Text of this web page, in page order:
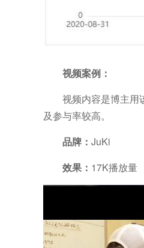
视频案例：
视频内容是博主用
及参与率较高。
品牌： JuKi
效果： 17K播放量